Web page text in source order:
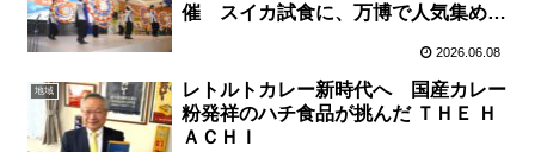
催 スイカ試食に、万博で人気集めた
2026.06.08
地域
レトルトカレー新時代へ 国産カレー
粉発祥のハチ食品が挑んだ ＴＨＥ Ｈ
ＡＣＨＩ